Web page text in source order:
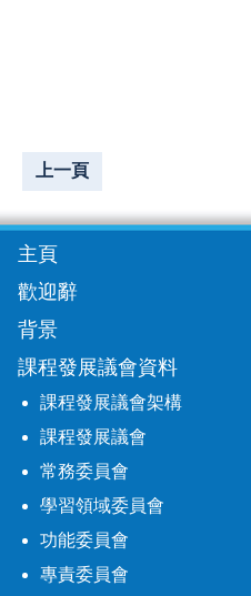
上一頁
主頁
歡迎辭
背景
課程發展議會資料
課程發展議會架構
課程發展議會
常務委員會
學習領域委員會
功能委員會
專責委員會